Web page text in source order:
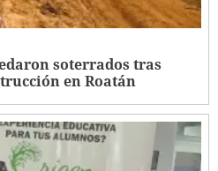
soterrados tras
en Roatán